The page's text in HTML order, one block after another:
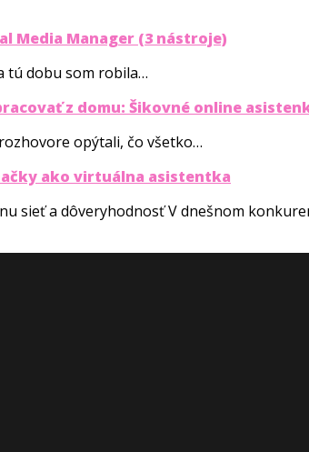
Media Manager (3 nástroje)
tú dobu som robila…
z domu: Šikovné online
opýtali, čo všetko…
ako virtuálna asistentka
sieť a dôveryhodnosť V dnešnom